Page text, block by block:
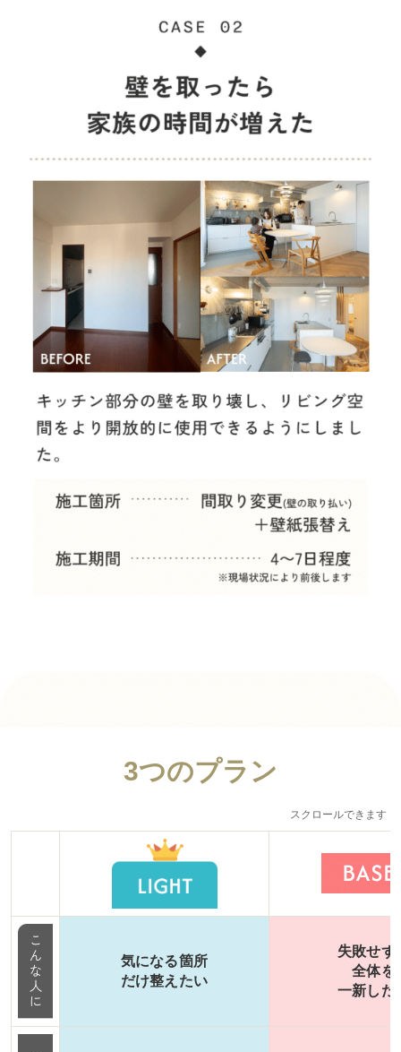
3つのプラン
スクロールできます
気になる箇所
だけ整えたい
失敗せず
全体を
一新した